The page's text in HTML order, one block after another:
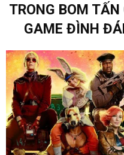
TRONG BOM
GAME ĐÌNH